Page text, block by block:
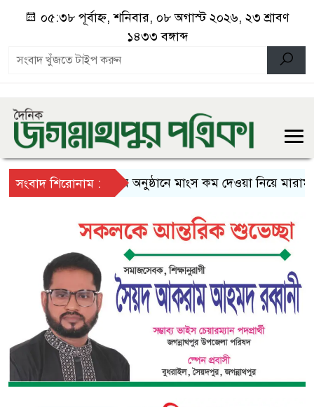
০৫:৩৮ পূর্বাহ্ন, শনিবার, ০৮ অগাস্ট ২০২৬, ২৩ শ্রাবণ
১৪৩৩ বঙ্গাব্দ
সংবাদ শিরোনাম :বিয়ের অনুষ্ঠানে মাংস কম দেওয়া নিয়ে